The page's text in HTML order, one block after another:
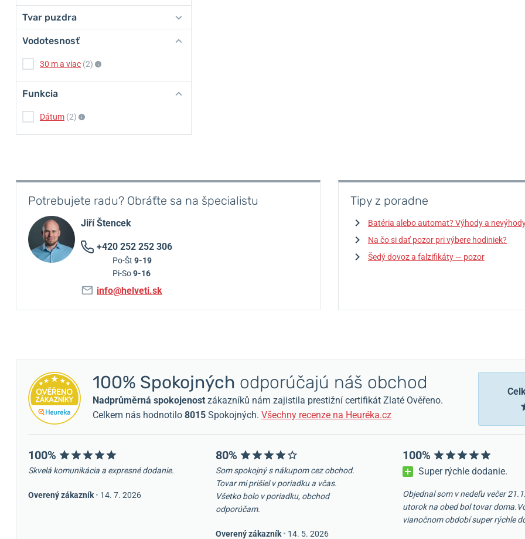
Tvar puzdra
Vodotesnosť
30 m a viac (2)
Funkcia
Dátum (2)
Potrebujete radu? Obráťte sa na špecialistu
Jiří Štencek
+420 252 252 306
Po-Št 9-19
Pi-So9-16
info@helveti.sk
Tipy z poradne
Batéria alebo automat? Výhody a
Na čo si dať pozor pri výbere hodiniek?
Šedý dovoz a falzifikáty — pozor
100% Spokojných odporúčajú náš obchod
Nadprůměrná spokojenost zákazníků nám zajistila prestižní certifikát Zlaté Ověřeno.
Celkem nás hodnotilo 8015 Spokojných. Všechny recenze na Heuréka.cz
100%
Skvelá komunikácia a expresné dodanie.
Overený zákazník • 14. 7. 2026
80%
Som spokojný s nákupom cez obchod.
Tovar mi prišiel v poriadku a včas.
Všetko bolo v poriadku, obchod
odporúčam.
Overený zákazník • 14. 5. 2026
100%
Super rýchle dodanie.
Objednal som v nedeľu večer
utorok na obed bol tovar
vianočnom období super rýchle